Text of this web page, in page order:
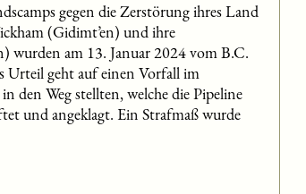
gegen die Zerstörung ihres Land
(Gidimt’en) und ihre
wurden am 13. Januar 2024 vom B.C.
Urteil geht auf einen Vorfall im
den Weg stellten, welche die Pipeline
und angeklagt. Ein Strafmaß wurde